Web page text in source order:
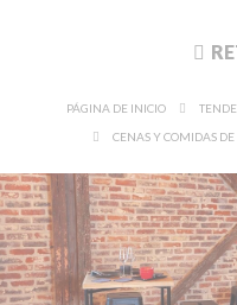
PÁGINA DE INICIO
CENAS Y COMIDAS